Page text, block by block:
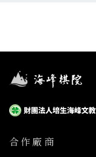
合作廠商